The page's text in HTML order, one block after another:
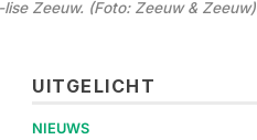
Zeeuw. (Foto: Zeeuw & Zeeuw)
UITGELICHT
NIEUWS